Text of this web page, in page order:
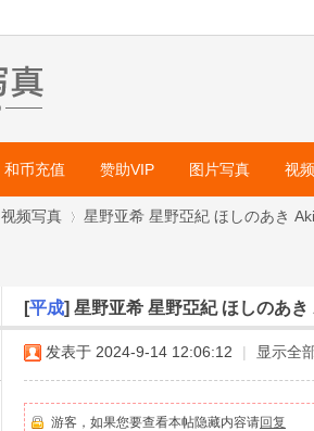
和币充值 赞助VIP 图片写真 视
视频写真
›
星野亚希 星野亞紀 ほしのあき
[平成] 星野亚希 星野亞紀 ほしのあ
发表于 2024-9-14 12:06:12 | 显示全
游客，如果您要查看本帖隐藏内容请回复